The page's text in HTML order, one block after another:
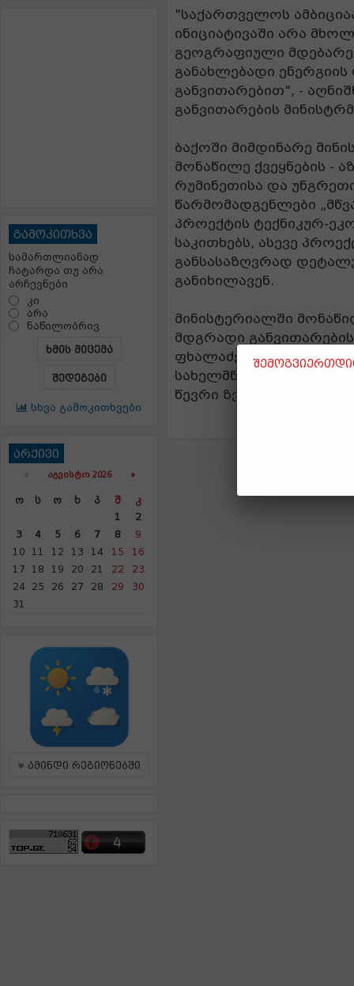
გამოკითხვა
სამართლიანად
ჩატარდა თუ არა
არჩევნები
კი
არა
ნაწილობრივ
ხმის მიცემა
შედეგები
სხვა გამოკითხვები
არქივი
« ᲐᲒᲕᲘᲡᲢᲝ 2026 »
Ო Ს Ო Ხ Პ Შ
Კ
1
2
3
4 5 6 7 8
9
10
11 12 13 14 15
16
17
18 19 20 21 22
23
24
25 26 27 28 29
30
31
ამინდი რეგიონებში
"საქართველოს
ინიციატივაში არა
გეოგრაფიული
განახლებადი
განვითარებით", -
განვითარების
ბაქოში მიმდინარე
მონაწილე ქვეყნების -
რუმინეთისა და
წარმომადგენლები
პროექტის ტექნიკურ-
საკითხებს, ასევე
განსასაზღვრად
განიხილავენ.
მინისტერიალში
მდგრადი
ფხალაძე და გენადი
სახელმწიფო
წევრი ზვიად